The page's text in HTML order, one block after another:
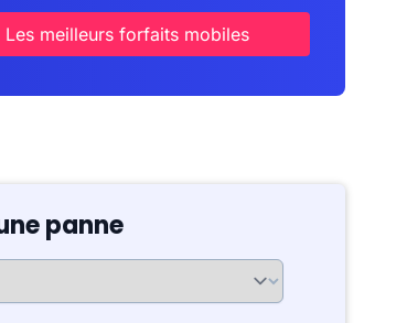
Les meilleurs forfaits mobiles
panne